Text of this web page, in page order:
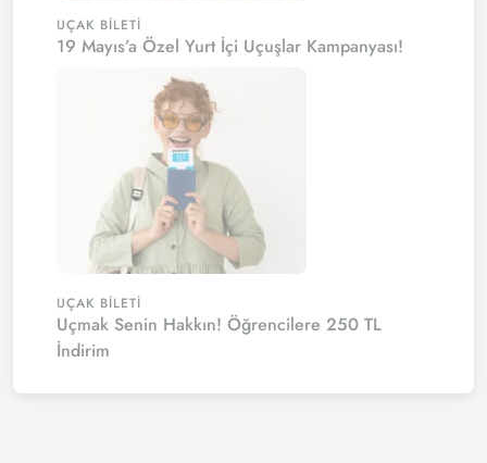
UÇAK BILETI
19 Mayıs’a Özel Yurt İçi Uçuşlar Kampanyası!
UÇAK BILETI
Uçmak Senin Hakkın! Öğrencilere 250 TL
İndirim